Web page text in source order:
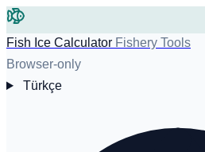
Fish Ice CalculatorFishery Tools
Browser-only
Türkçe